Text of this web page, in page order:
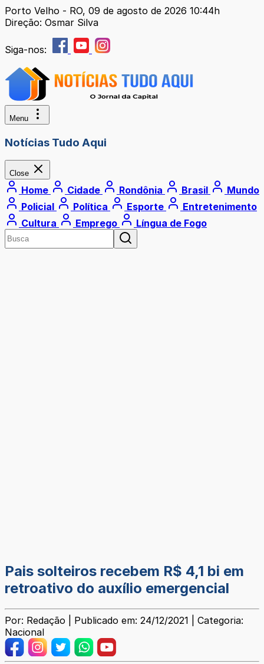
Porto Velho - RO, 09 de agosto de 2026 10:44h
Direção: Osmar Silva
Siga-nos:
Menu
Notícias Tudo Aqui
Close
Home Cidade Rondônia Brasil
Mundo
Policial
Política Esporte
Entretenimento
Cultura
Emprego Língua de Fogo
Pais solteiros recebem R$ 4,1 bi em
retroativo do auxílio emergencial
Por: Redação | Publicado em: 24/12/2021 | Categoria:
Nacional